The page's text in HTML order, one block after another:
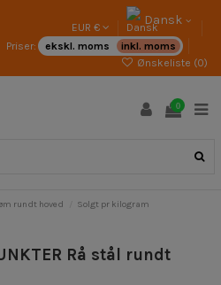
EUR € Dansk
Priser: ekskl. moms
inkl. moms
Ønskeliste (0)
0
rundt hoved
Solgt pr kilogram
Rå stål rundt